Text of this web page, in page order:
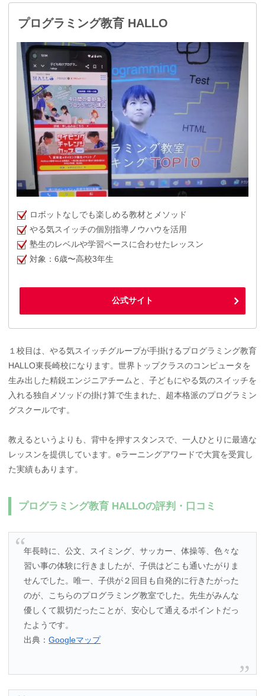
プログラミング教育 HALLO
ロボットなしでも楽しめる教材とメソッド
やる気スイッチの個別指導ノウハウを活用
塾生のレベルや学習ペースに合わせたレッスン
対象：6歳〜高校3年生
公式サイト
１校目は、やる気スイッチグループが手掛けるプログラミング教育
HALLO東長崎校になります。世界トップクラスのコンピュータを
生み出した精鋭エンジニアチームと、子どもにやる気のスイッチを
入れる独自メソッドの掛け算で生まれた、超本格派のプログラミン
グスクールです。
教えるというよりも、背中を押すスタンスで、一人ひとりに最適な
レッスンを提供しています。eラーニングアワードで大賞を受賞し
た実績もあります。
プログラミング教育 HALLOの評判・口コミ
年長時に、公文、スイミング、サッカー、体操等、色々な
習い事の体験に行きましたが、子供はどこも通いたがりま
せんでした。唯一、子供が２回目も自発的に行きたがった
のが、こちらのプログラミング教室でした。先生がみんな
優しくて親切だったことが、安心して通えるポイントだっ
たようです。
出典：Googleマップ